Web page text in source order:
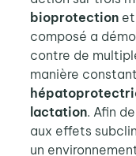
bioprotectionet
composé a
contre de
manière
lactation. Afin
aux effets
un